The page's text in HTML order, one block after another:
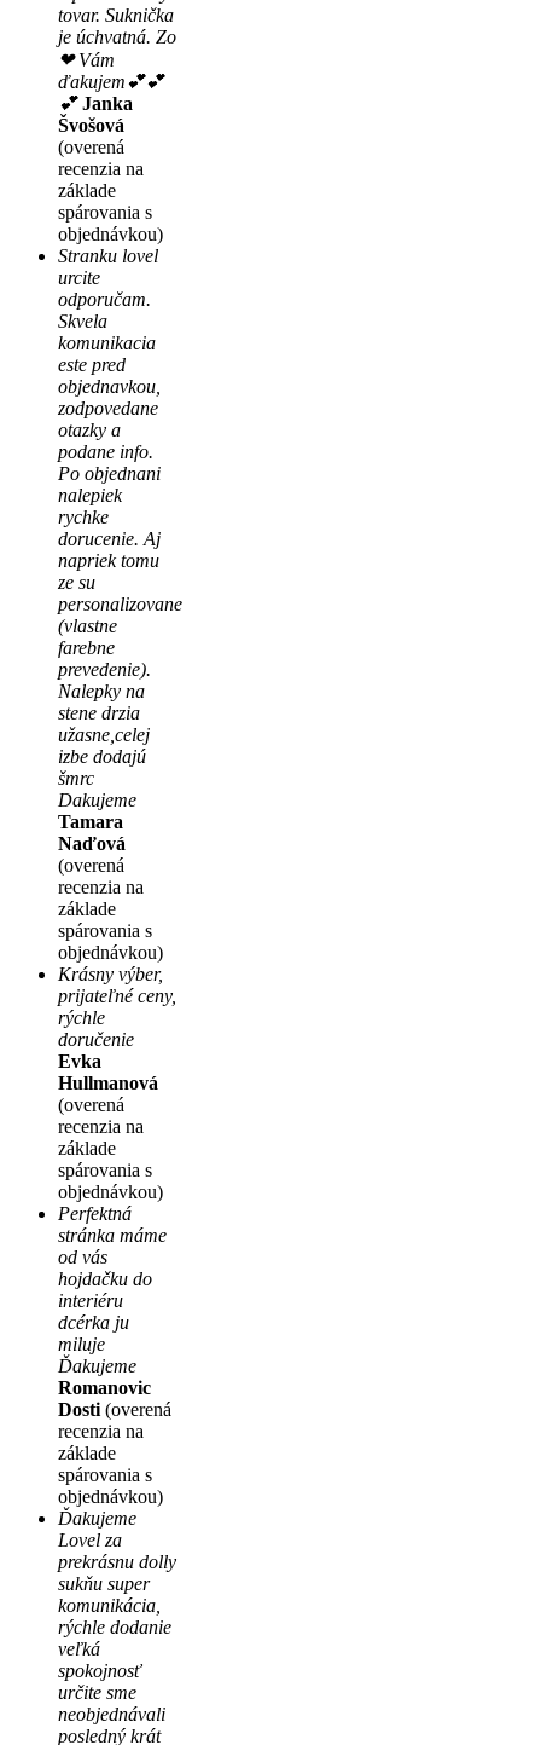
tovar. Suknička
je úchvatná. Zo
❤ Vám
ďakujem💕💕
💕 Janka
Švošová
(overená
recenzia na
základe
spárovania s
objednávkou)
Stranku lovel
urcite
odporučam.
Skvela
komunikacia
este pred
objednavkou,
zodpovedane
otazky a
podane info.
Po objednani
nalepiek
rychke
dorucenie. Aj
napriek tomu
ze su
personalizovane
(vlastne
farebne
prevedenie).
Nalepky na
stene drzia
užasne,celej
izbe dodajú
šmrc
Dakujeme
Tamara
Naďová
(overená
recenzia na
základe
spárovania s
objednávkou)
Krásny výber,
prijateľné ceny,
rýchle
doručenie
Evka
Hullmanová
(overená
recenzia na
základe
spárovania s
objednávkou)
Perfektná
stránka máme
od vás
hojdačku do
interiéru
dcérka ju
miluje
Ďakujeme
Romanovic
Dosti (overená
recenzia na
základe
spárovania s
objednávkou)
Ďakujeme
Lovel za
prekrásnu dolly
sukňu super
komunikácia,
rýchle dodanie
veľká
spokojnosť
určite sme
neobjednávali
posledný krát